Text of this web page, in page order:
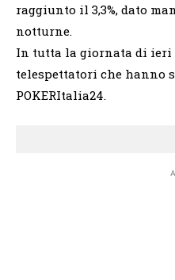
raggiunto il 3,3%, dato
notturne.
In tutta la giornata di ieri
telespettatori che hanno
POKERItalia24.